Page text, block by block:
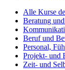
Alle Kurse
Beratung
Beruf und
Personal,
Projekt- und
Zeit- und